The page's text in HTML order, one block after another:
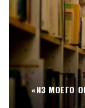
«ИЗ МОЕГО